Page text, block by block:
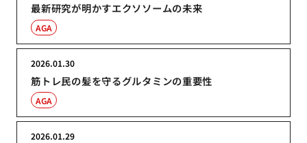
最新研究が明かすエクソソームの未来
AGA
筋トレ民の髪を守るグルタミンの重要性
2026.01.30
AGA
2026.01.29